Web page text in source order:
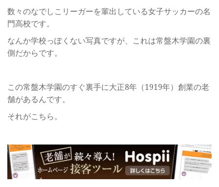
数々のなでしこリーガーを輩出している女子サッカーの名
門高校です。
なんか学校っぽくない写真ですが、これは常盤木学園の裏
側だからです。
この常盤木学園のすぐ裏手に大正8年（1919年）創業の老
舗があるんです。
それがこちら。